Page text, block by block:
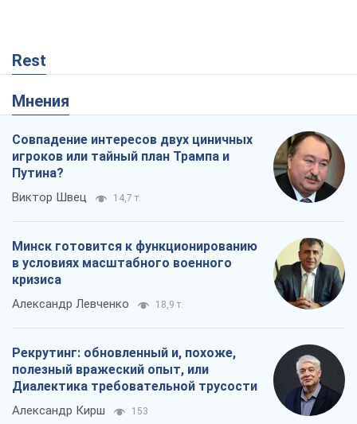
Rest
Мнения
Совпадение интересов двух циничных
игроков или тайный план Трампа и
Путина?
Виктор Швец 14,7 т.
Минск готовится к функционированию
в условиях масштабного военного
кризиса
Александр Левченко 18,9 т.
Рекрутинг: обновленный и, похоже,
полезный вражеский опыт, или
Диалектика требовательной трусости
Александр Кирш 153